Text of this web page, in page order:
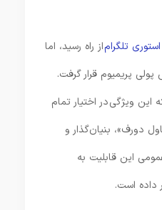
استوری تلگراماز راه رسید، اما
پولی پریمیوم قرار گرفت.
این ویژگی در اختیار تمام
دورف»، بنیان‌گذار و
این قابلیت به